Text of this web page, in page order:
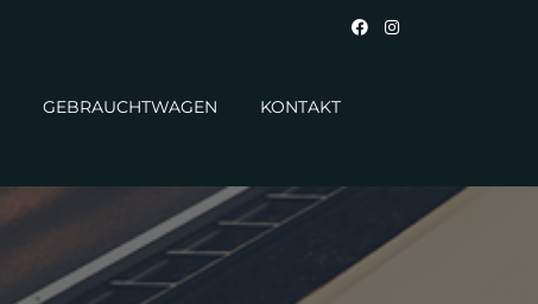
GEBRAUCHTWAGEN KONTAKT